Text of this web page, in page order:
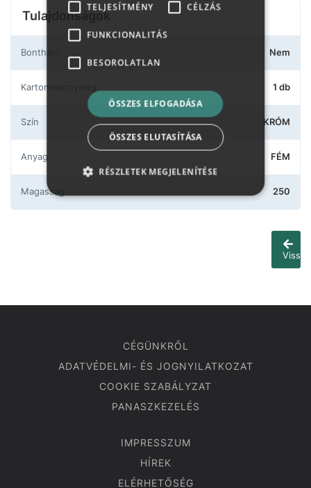
Tulajdonságok
Bontható Nem
Kartonmennyiség 1 db
Szín KRÓM
Anyag FÉM
Magasság 250
Vissza
CÉGÜNKRŐL
ADATVÉDELMI- ÉS JOGNYILATKOZAT
COOKIE SZABÁLYZAT
PANASZKEZELÉS
IMPRESSZUM
HÍREK
ELÉRHETŐSÉG
TELJESÍTMÉNY
CÉLZÁS
FUNKCIONALITÁS
BESOROLATLAN
ÖSSZES ELFOGADÁSA
ÖSSZES ELUTASÍTÁSA
RÉSZLETEK MEGJELENÍTÉSE